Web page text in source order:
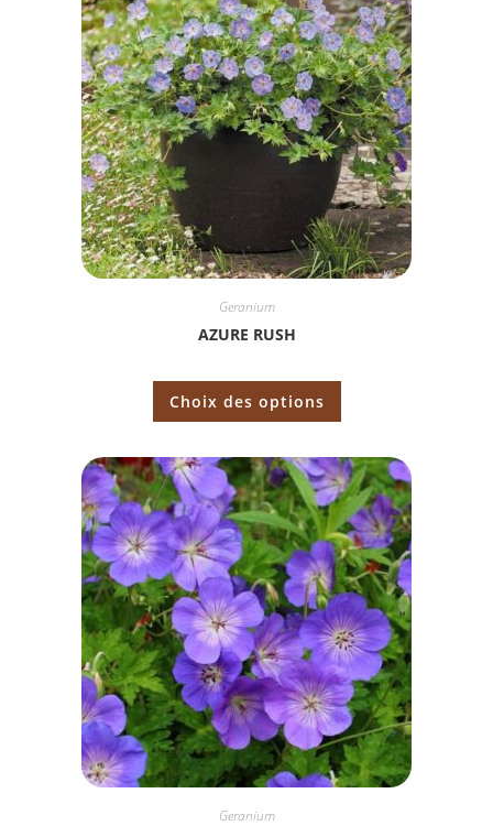
Geranium
AZURE RUSH
Choix des options
Geranium